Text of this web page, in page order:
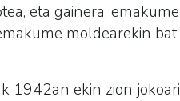
eta gainera, emakume
moldearekin bat
1942an ekin zion jokoari